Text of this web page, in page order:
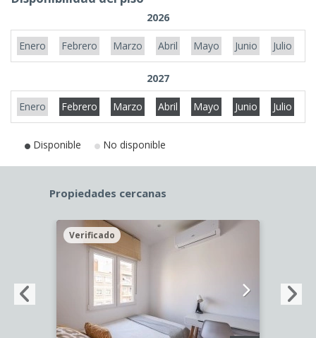
2026
Enero Febrero Marzo Abril Mayo Junio Julio
2027
Enero Febrero Marzo Abril Mayo Junio Julio
Disponible No disponible
Propiedades cercanas
Verificado